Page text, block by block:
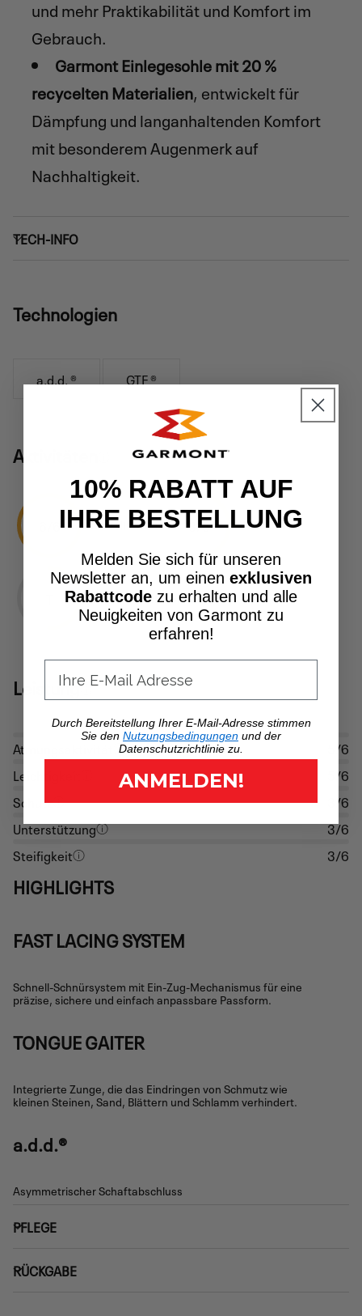
und mehr Praktikabilität und Komfort im
Gebrauch.
Garmont Einlegesohle mit 20 %
recycelten Materialien, entwickelt für
Dämpfung und langanhaltenden Komfort
mit besonderem Augenmerk auf
Nachhaltigkeit.
TECH-INFO
Technologien
a.d.d. ® GTF ®
Aktivitäten
LIGHT HIKING 3/6 WANDERN
SCHWIERIGKEITSGRAD
Leistung
Atmungsaktivität
5/6
Leichtigkeit
5/6
Schutz
3/6
Unterstützung
3/6
Steifigkeit
3/6
HIGHLIGHTS
FAST LACING SYSTEM
Schnell-Schnürsystem mit Ein-Zug-Mechanismus für eine
präzise, sichere und einfach anpassbare Passform.
TONGUE GAITER
Integrierte Zunge, die das Eindringen von Schmutz wie
kleinen Steinen, Sand, Blättern und Schlamm verhindert.
a.d.d.®
Asymmetrischer Schaftabschluss
PFLEGE
RÜCKGABE
10% RABATT AUF
IHRE BESTELLUNG
Melden Sie sich für unseren
Newsletter an, um einen exklusiven
Rabattcode zu erhalten und alle
Neuigkeiten von Garmont zu
erfahren!
Durch Bereitstellung Ihrer E-Mail-Adresse stimmen
Sie den Nutzungsbedingungen und der
Datenschutzrichtlinie zu.
ANMELDEN!